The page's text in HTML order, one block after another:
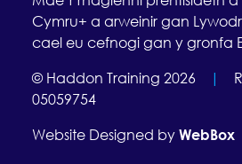
Cymru+ a arweinir gan
cael eu cefnogi gan y gronfa
© Haddon Training 2026
|
05059754
Website Designed by WebBox